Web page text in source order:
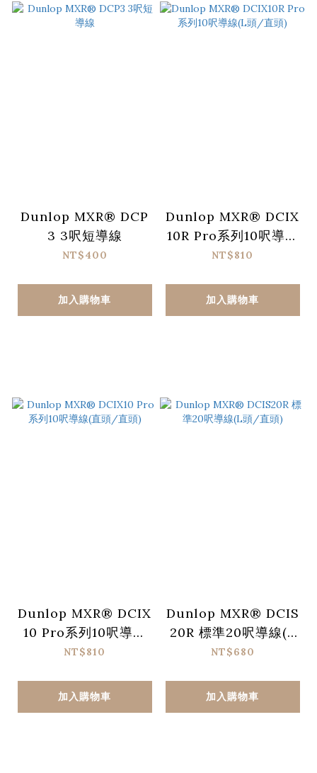
Dunlop MXR® DCP
3 3呎短導線
NT$400
加入購物車
Dunlop MXR® DCIX
10R Pro系列10呎導線
(L頭/直頭)
NT$810
加入購物車
Dunlop MXR® DCIX
10 Pro系列10呎導線
(直頭/直頭)
NT$810
加入購物車
Dunlop MXR® DCIS
20R 標準20呎導線(L
頭/直頭)
NT$680
加入購物車